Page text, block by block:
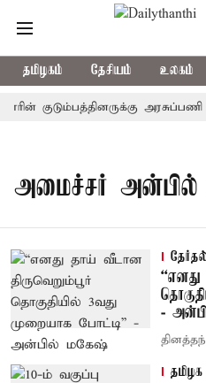
தமிழகம் தேசியம் உலகம்
குடும்பத்தினருக்கு
அமைச்சர்
“எனது
-